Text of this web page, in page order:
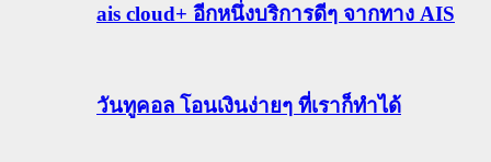
ais cloud+ อีกหนึ่งบริการดีๆ จากทาง AIS
วันทูคอล โอนเงินง่ายๆ ที่เราก็ทำได้